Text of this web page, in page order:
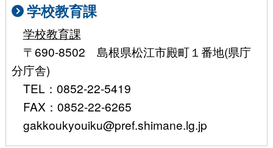
学校教育課
学校教育課
〒690-8502 島根県松江市殿町１番地(県庁
分庁舎)
TEL：0852-22-5419
FAX：0852-22-6265
gakkoukyouiku@pref.shimane.lg.jp